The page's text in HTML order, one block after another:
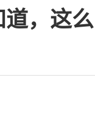
，这